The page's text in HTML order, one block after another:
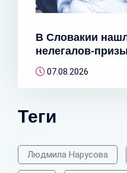
В Словакии
нелегалов-
07.08.2026
Теги
Людмила Нарусова